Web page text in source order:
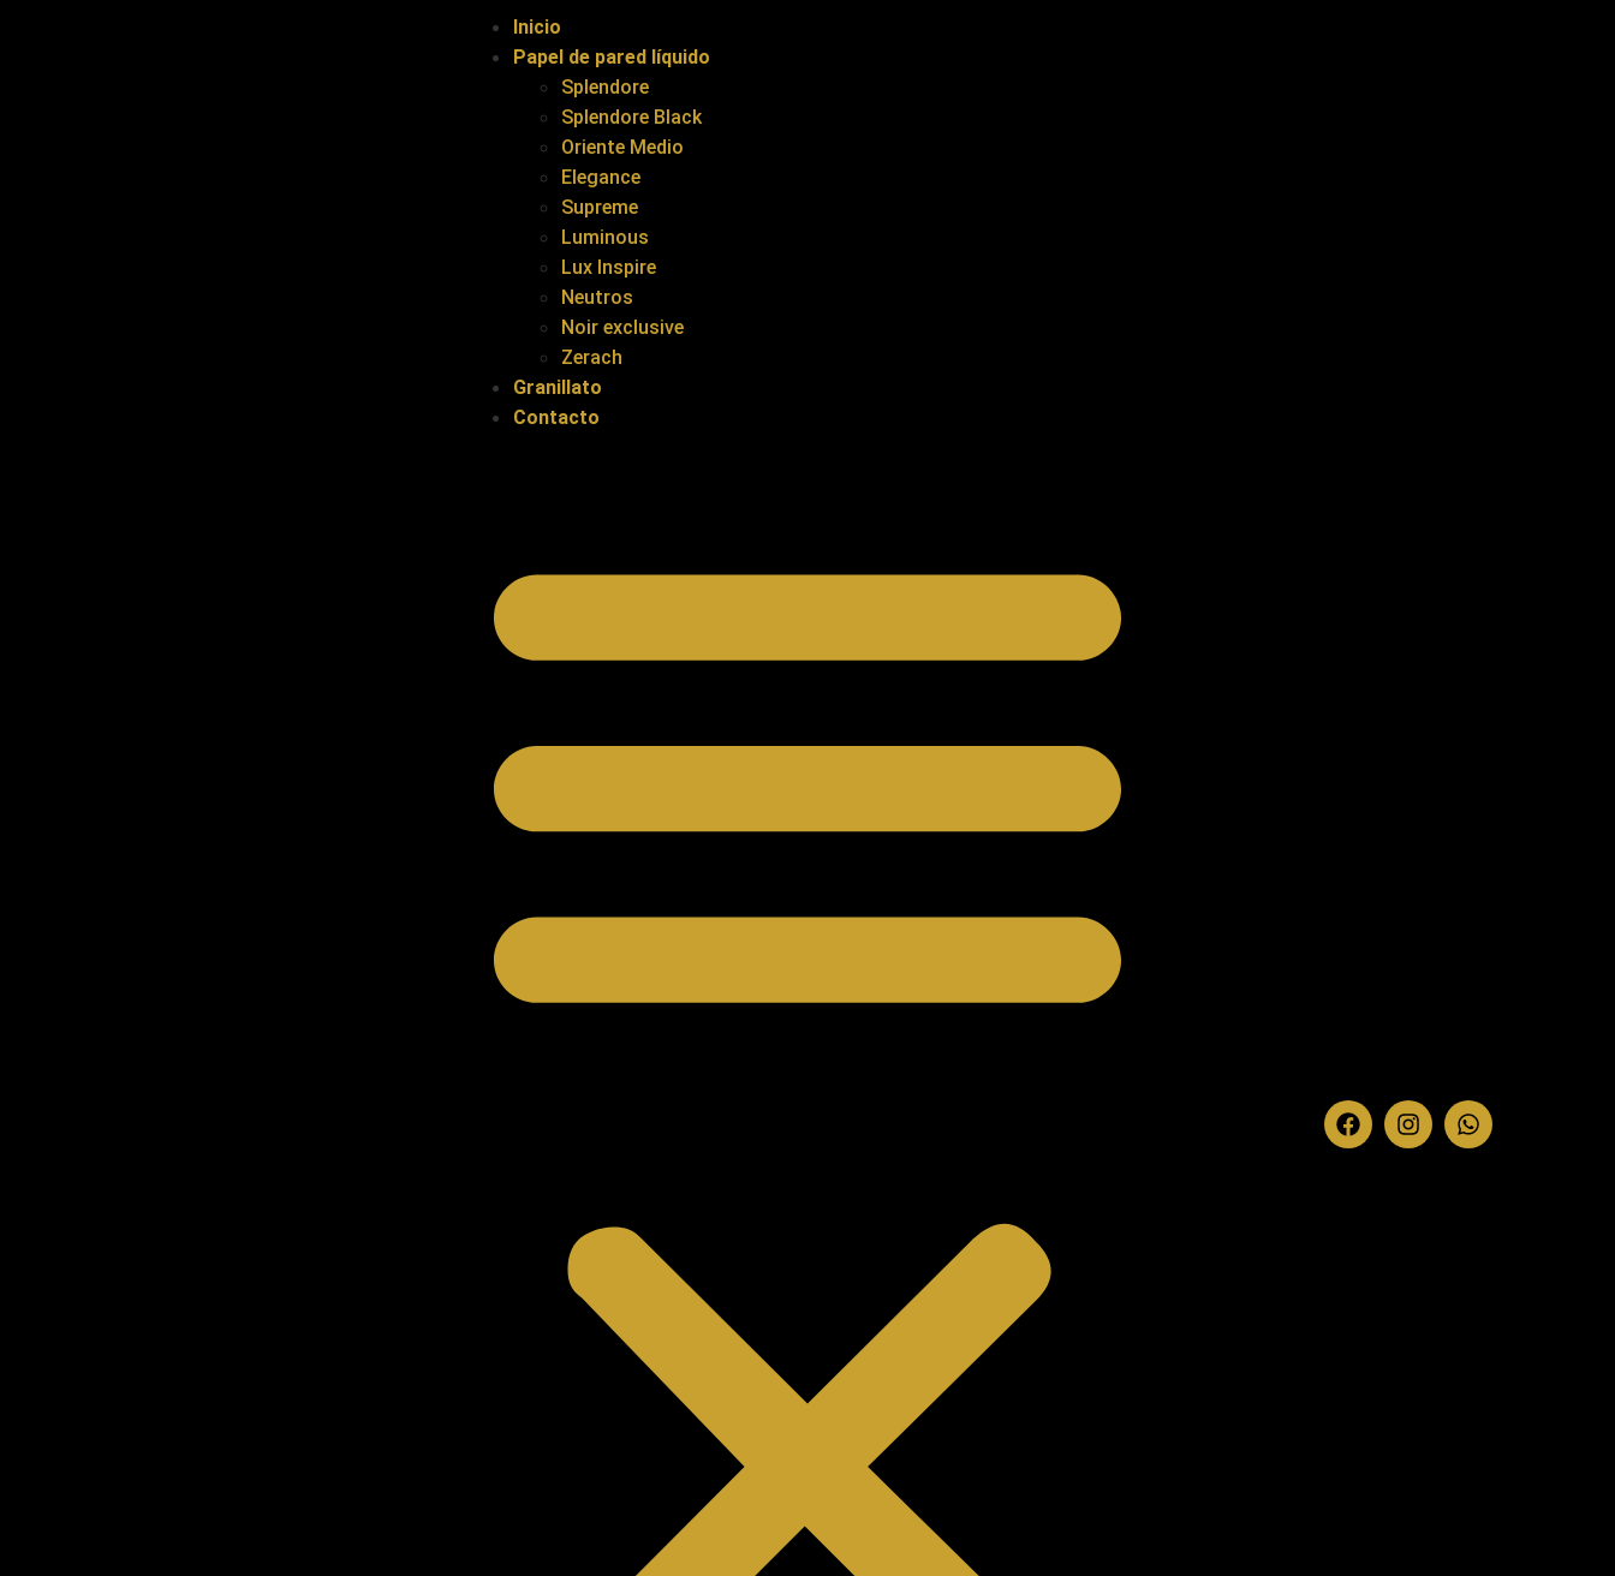
Inicio
Papel de pared líquido
Splendore
Splendore Black
Oriente Medio
Elegance
Supreme
Luminous
Lux Inspire
Neutros
Noir exclusive
Zerach
Granillato
Contacto